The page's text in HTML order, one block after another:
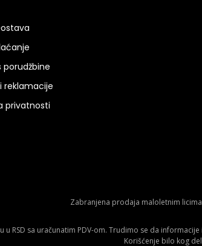
porudžbine
reklamacije
privatnosti
Zabranjena prodaja maloletnim
u RSD sa uračunatim PDV-om. Trudimo se da
Korišćenje bilo kog